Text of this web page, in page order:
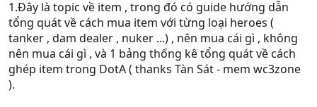
1.Đây là topic về item , trong đó có guide hướng dẫn
tổng quát về cách mua item với từng loại heroes (
tanker , dam dealer , nuker ...) , nên mua cái gì , không
nên mua cái gì , và 1 bảng thống kê tổng quát về cách
ghép item trong DotA ( thanks Tàn Sát - mem wc3zone
).